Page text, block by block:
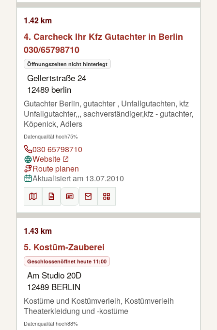
1.42 km
4. Carcheck Ihr Kfz Gutachter in Berlin
030/65798710
Öffnungszeiten nicht hinterlegt
Gellertstraße 24
12489 berlin
Gutachter Berlin, gutachter , Unfallgutachten, kfz
Unfallgutachter,,, sachverständiger,kfz - gutachter,
Köpenick, Adlers
Datenqualität hoch75%
030 65798710
Website
Route planen
Aktualisiert am 13.07.2010
1.43 km
5. Kostüm-Zauberei
Geschlossenöffnet heute 11:00
Am Studio 20D
12489 BERLIN
Kostüme und Kostümverleih, Kostümverleih
Theaterkleidung und -kostüme
Datenqualität hoch88%